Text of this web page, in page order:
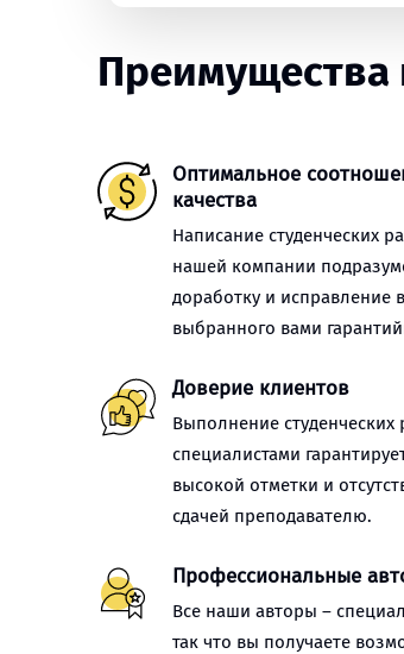
Преимущества
Оптимальное
качества
Написание студенческих
нашей компании
доработку и исправление
выбранного вами
Доверие клиентов
Выполнение
специалистами
высокой отметки и
сдачей преподавателю.
Профессиональные
Все наши авторы –
так что вы получаете